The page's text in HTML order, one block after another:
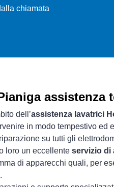
chiamata
assistenza
dell’assistenza lavatrici
in modo tempestivo ed
su tutti gli
loro un eccellente servizio di
di apparecchi quali, per
.